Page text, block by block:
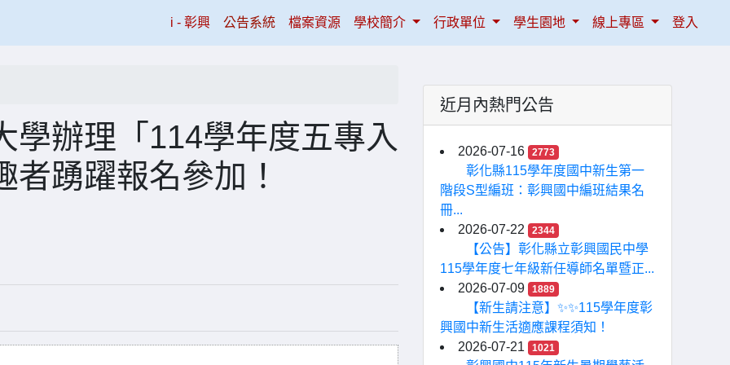
i - 彰興(current)
公告系統 檔案資源 學校簡介 行政單位 學生園地 線上專區 登入
學辦理「114學年度五專入
踴躍報名參加！
近月內熱門公告
2026-07-16 2773
彰化縣115學年度國中新生第一
階段S型編班：彰興國中編班結果名
冊...
2026-07-22
2344
【公告】彰化縣立彰興國民中學
115學年度七年級新任導師名單暨正...
2026-07-09
1889
【新生請注意】✨✨115學年度彰
興國中新生活適應課程須知！
2026-07-21
1021